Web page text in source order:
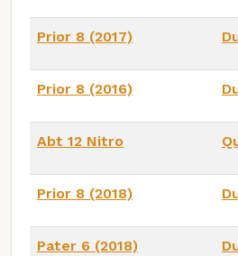
Prior 8 (2017)
Prior 8 (2016)
Abt 12 Nitro
Prior 8 (2018)
Pater 6 (2018)